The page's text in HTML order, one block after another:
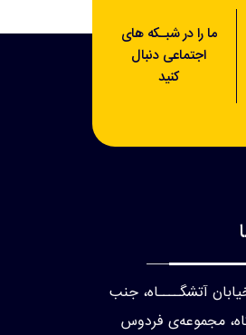
ما را در شبـکه های
اجتماعی دنبال
کنید
آتشگــــاه، جنب
مجموعه‌ی فردوس